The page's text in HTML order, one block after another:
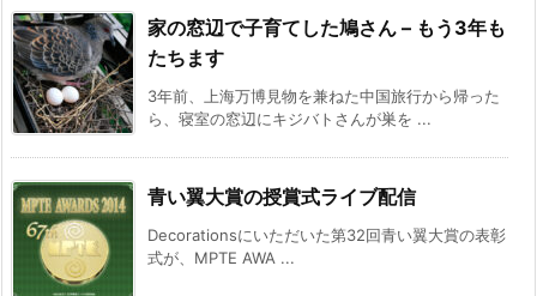
家の窓辺で子育てした鳩さん – もう3年も
たちます
3年前、上海万博見物を兼ねた中国旅行から帰った
ら、寝室の窓辺にキジバトさんが巣を ...
青い翼大賞の授賞式ライブ配信
Decorationsにいただいた第32回青い翼大賞の表彰
式が、MPTE AWA ...